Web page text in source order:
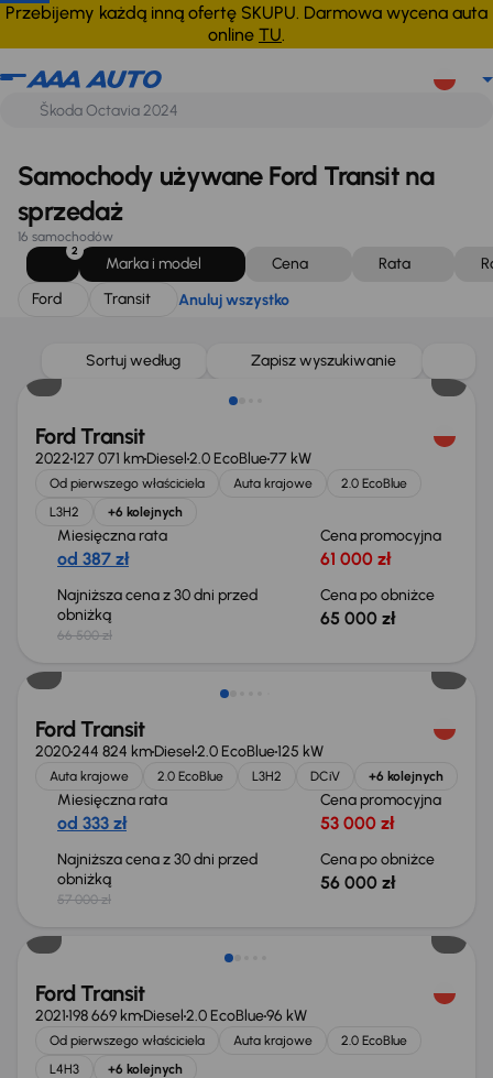
Przebijemy każdą inną ofertę SKUPU. Darmowa wycena auta
online TU.
Ford Transit Anuluj wszystko
Samochody używane Ford Transit na
sprzedaż
16 samochodów
2
Marka i model Cena Rata
Ford
Transit Anuluj wszystko
Sortuj według Zapisz wyszukiwanie
Taniej o 1 500 zł
Ford Transit
2022127 071 kmDiesel2.0 EcoBlue77 kW
Od pierwszego właściciela Auta krajowe
2.0 EcoBlue
L3H2
+6 kolejnych
Miesięczna rata
od 387 zł
Cena promocyjna
61 000 zł
Najniższa cena z 30 dni przed
obniżką
66 500 zł
Cena po obniżce
65 000 zł
Taniej o 1 000 zł
Ford Transit
2020244 824 kmDiesel2.0 EcoBlue125 kW
Auta krajowe 2.0 EcoBlue L3H2 DCiV +6 kolejnych
Miesięczna rata
od 333 zł
Cena promocyjna
53 000 zł
Najniższa cena z 30 dni przed
obniżką
57 000 zł
Cena po obniżce
56 000 zł
Taniej o 1 500 zł
Ford Transit
2021198 669 kmDiesel2.0 EcoBlue96 kW
Od pierwszego właściciela Auta krajowe
2.0 EcoBlue
L4H3
+6 kolejnych